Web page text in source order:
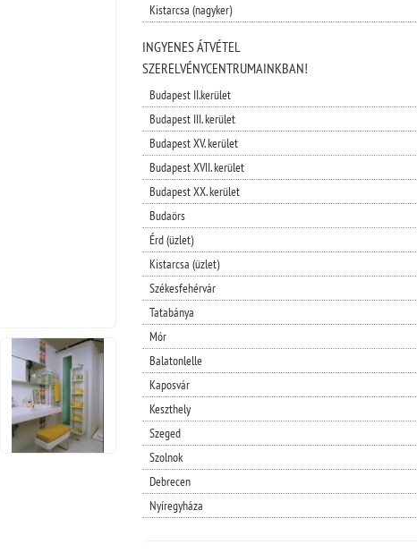
Kistarcsa (nagyker)
INGYENES ÁTVÉTEL
SZERELVÉNYCENTRUMAINKBAN!
Budapest II.kerület
Budapest III. kerület
Budapest XV. kerület
Budapest XVII. kerület
Budapest XX. kerület
Budaörs
Érd (üzlet)
Kistarcsa (üzlet)
Székesfehérvár
Tatabánya
Mór
Balatonlelle
Kaposvár
Keszthely
Szeged
Szolnok
Debrecen
Nyíregyháza